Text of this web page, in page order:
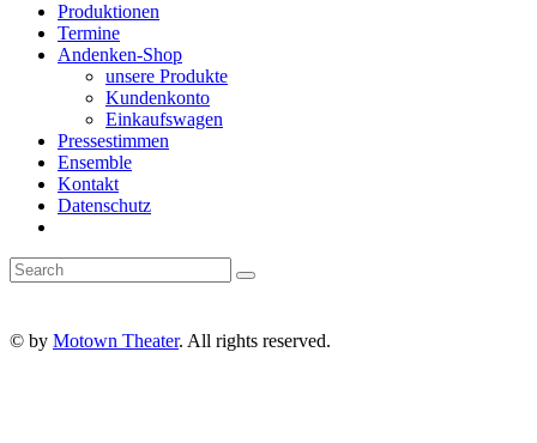
Produktionen
Termine
Andenken-Shop
unsere Produkte
Kundenkonto
Einkaufswagen
Pressestimmen
Ensemble
Kontakt
Datenschutz
© by Motown Theater. All rights reserved.